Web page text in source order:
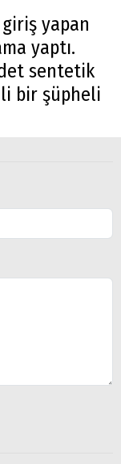
yapan
yaptı.
sentetik
bir şüpheli